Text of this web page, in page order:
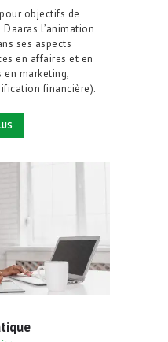
objectifs de
l’animation
ses aspects
en affaires et en
en marketing,
financière).